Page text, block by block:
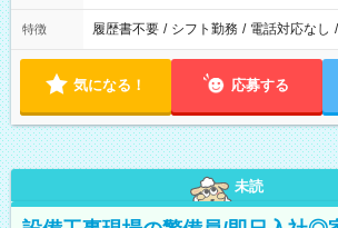
特徴 履歴書不要 / シフト勤務 / 電話対応なし /
気になる！ 応募する
未読